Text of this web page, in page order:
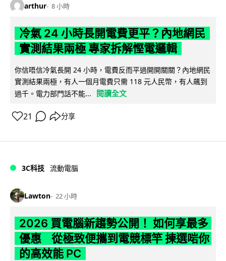
arthur 8 小時
冷氣 24 小時長開電費更平？內地網民
實測結果兩極 專家拆解慳電邏輯
你信唔信冷氣長開 24 小時，電費反而平過開開關關？內地網民
實測結果兩極，有人一個月電費只需 118 元人民幣，有人飆到
過千。電力部門話不能...
閱讀全文
21 分享
3C科技 流動電腦
Lawton 22 小時
2026 買電腦新趨勢公開！ 如何享最多
優惠 從極致便攜到電競標竿 揀選啱你
的高效能 PC